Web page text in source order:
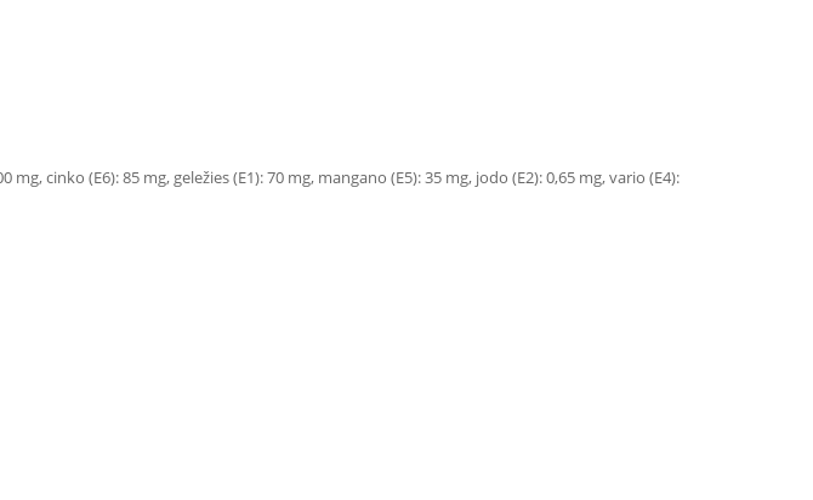
cinko (E6): 85 mg, geležies (E1): 70 mg, mangano (E5): 35 mg, jodo (E2): 0,65 mg, vario (E4):